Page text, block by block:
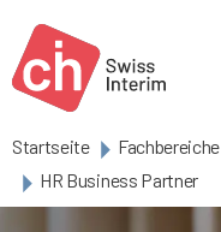
Startseite Fachbereiche
HR Business Partner